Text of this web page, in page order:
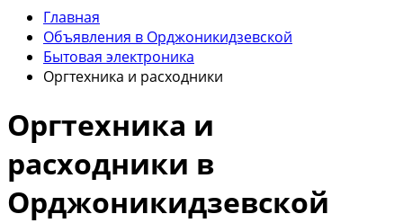
Главная
Объявления в Орджоникидзевской
Бытовая электроника
Оргтехника и расходники
Оргтехника и
расходники в
Орджоникидзевской